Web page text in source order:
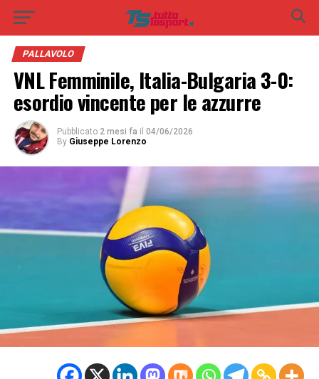
PALLAVOLO
VNL Femminile, Italia-Bulgaria 3-0:
esordio vincente per le azzurre
Pubblicato 2 mesi fa il 04/06/2026
By Giuseppe Lorenzo